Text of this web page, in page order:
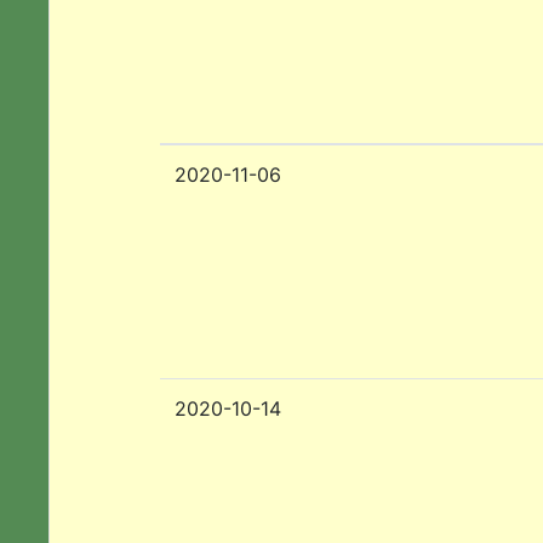
2020-11-06
2020-10-14